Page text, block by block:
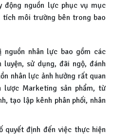
động nguồn lực phục vụ mục
môi trường bên trong bao
nhân lực bao gồm các
luyện, sử dụng, đãi ngộ, đánh
nhân lực ảnh hưởng rất quan
lược Marketing sản phẩm, từ
tạo lập kênh phân phối, nhân
quyết định đến việc thực hiện